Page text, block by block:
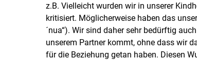
z.B. Vielleicht wurden wir in unserer
kritisiert. Möglicherweise haben das
´nua“). Wir sind daher sehr bedürftig
unserem Partner kommt, ohne dass wir
für die Beziehung getan haben. Diesen